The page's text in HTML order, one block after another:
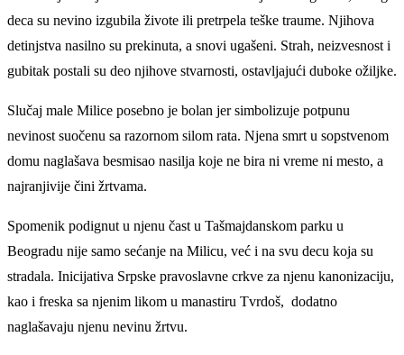
deca su nevino izgubila živote ili pretrpela teške traume. Njihova
detinjstva nasilno su prekinuta, a snovi ugašeni. Strah, neizvesnost i
gubitak postali su deo njihove stvarnosti, ostavljajući duboke ožiljke.
Slučaj male Milice posebno je bolan jer simbolizuje potpunu
nevinost suočenu sa razornom silom rata. Njena smrt u sopstvenom
domu naglašava besmisao nasilja koje ne bira ni vreme ni mesto, a
najranjivije čini žrtvama.
Spomenik podignut u njenu čast u Tašmajdanskom parku u
Beogradu nije samo sećanje na Milicu, već i na svu decu koja su
stradala. Inicijativa Srpske pravoslavne crkve za njenu kanonizaciju,
kao i freska sa njenim likom u manastiru Tvrdoš, dodatno
naglašavaju njenu nevinu žrtvu.